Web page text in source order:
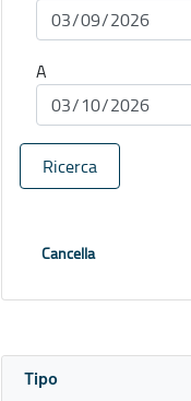
A
Ricerca
Cancella
Tipo